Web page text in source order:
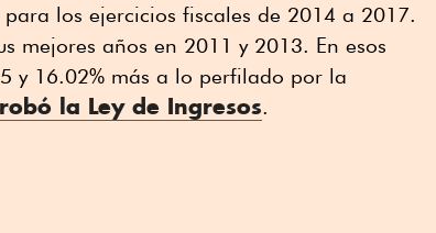
los ejercicios fiscales de 2014 a 2017.
mejores años en 2011 y 2013. En esos
y 16.02% más a lo perfilado por la
la Ley de Ingresos.